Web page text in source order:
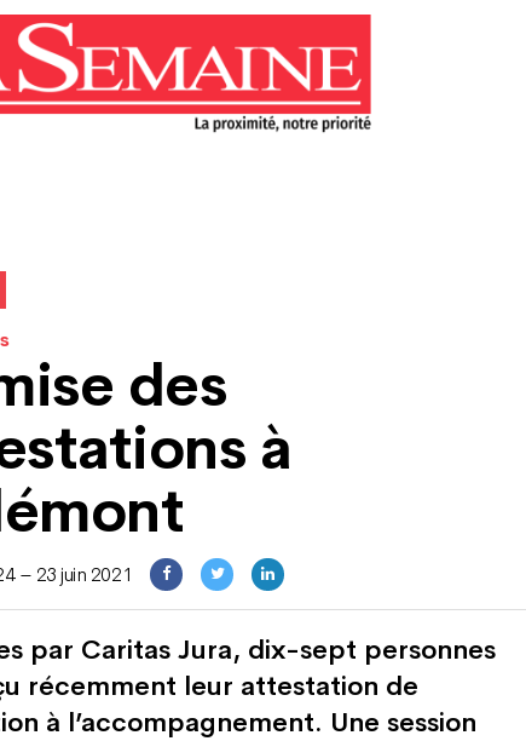
des
à
– 23 juin 2021
par Caritas Jura, dix-sept personnes
récemment leur attestation de
à l’accompagnement. Une session